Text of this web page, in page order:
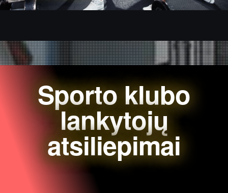
Sporto klubo
lankytojų
atsiliepimai